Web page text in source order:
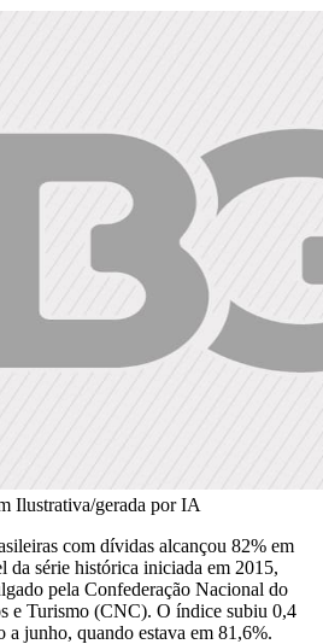
Ilustrativa/gerada por IA
com dívidas alcançou 82% em
série histórica iniciada em 2015,
pela Confederação Nacional do
e Turismo (CNC). O índice subiu 0,4
a junho, quando estava em 81,6%.